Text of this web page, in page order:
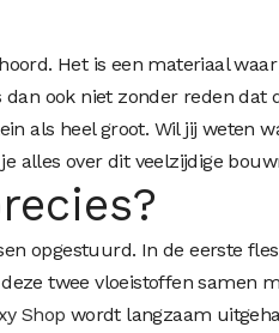
Het is een materiaal
ook niet zonder reden
als heel groot. Wil jij weten
alles over dit veelzijdige
opgestuurd. In de eerste
twee vloeistoffen samen
Shop wordt langzaam